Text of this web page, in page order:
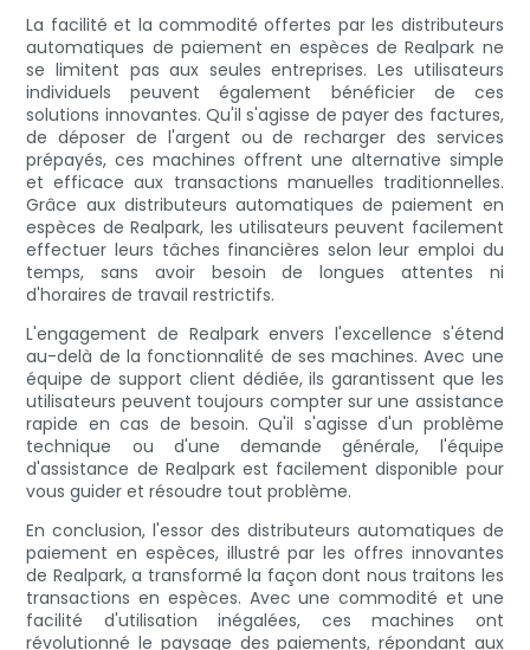
La facilité et la commodité offertes par les distributeurs
automatiques de paiement en espèces de Realpark ne
se limitent pas aux seules entreprises. Les utilisateurs
individuels peuvent également bénéficier de ces
solutions innovantes. Qu'il s'agisse de payer des factures,
de déposer de l'argent ou de recharger des services
prépayés, ces machines offrent une alternative simple
et efficace aux transactions manuelles traditionnelles.
Grâce aux distributeurs automatiques de paiement en
espèces de Realpark, les utilisateurs peuvent facilement
effectuer leurs tâches financières selon leur emploi du
temps, sans avoir besoin de longues attentes ni
d'horaires de travail restrictifs.
L'engagement de Realpark envers l'excellence s'étend
au-delà de la fonctionnalité de ses machines. Avec une
équipe de support client dédiée, ils garantissent que les
utilisateurs peuvent toujours compter sur une assistance
rapide en cas de besoin. Qu'il s'agisse d'un problème
technique ou d'une demande générale, l'équipe
d'assistance de Realpark est facilement disponible pour
vous guider et résoudre tout problème.
En conclusion, l'essor des distributeurs automatiques de
paiement en espèces, illustré par les offres innovantes
de Realpark, a transformé la façon dont nous traitons les
transactions en espèces. Avec une commodité et une
facilité d'utilisation inégalées, ces machines ont
révolutionné le paysage des paiements, répondant aux